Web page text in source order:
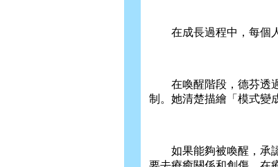
在成長過程中，每個人
在喚醒階段，德芬透過
制。她清楚描繪「模式變
如果能夠被喚醒，承認